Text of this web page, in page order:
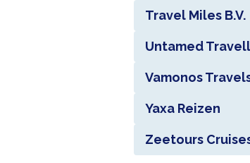
Travel Miles B.V.
Untamed
Vamonos
Yaxa Reizen
Zeetours